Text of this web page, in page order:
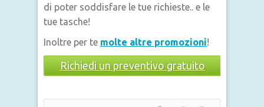
di poter soddisfare le tue richieste.. e le
tue tasche!
Inoltre per te molte altre promozioni!
Richiedi un preventivo gratuito